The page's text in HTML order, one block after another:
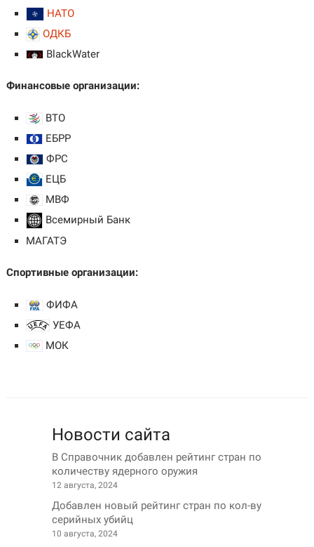
НАТО
ОДКБ
BlackWater
Финансовые организации:
ВТО
ЕБРР
ФРС
ЕЦБ
МВФ
Всемирный Банк
МАГАТЭ
Спортивные организации:
ФИФА
УЕФА
МОК
Новости сайта
В Справочник добавлен рейтинг стран по
количеству ядерного оружия
12 августа, 2024
Добавлен новый рейтинг стран по кол-ву
серийных убийц
10 августа, 2024